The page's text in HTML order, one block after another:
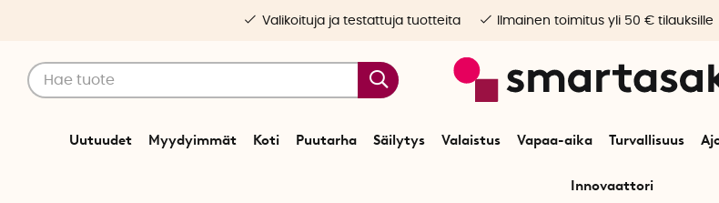
Uutuudet Myydyimmät Koti Puutarha Säilytys Valaistus Vapaa-aika Turvallisuus
Innovaattori
Valikoituja ja testattuja tuotteita Ilmainen toimitus yli 50 € tilauksille
Keittiötarvikkeet Kattaus